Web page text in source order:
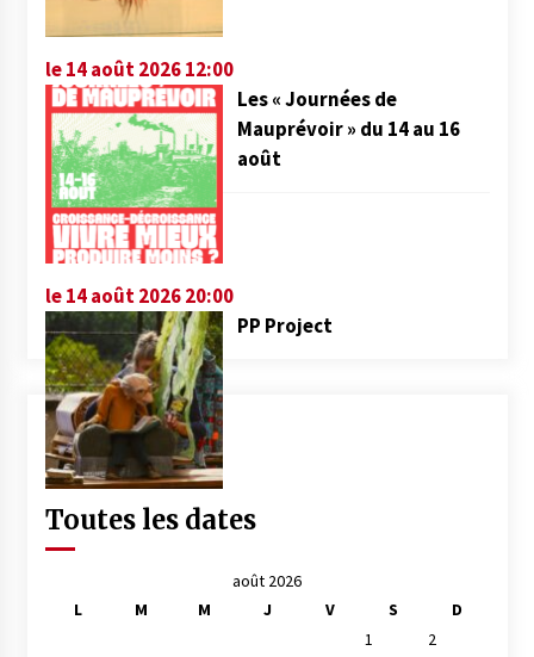
le 14 août 2026 12:00
Les « Journées de
Mauprévoir » du 14 au 16
août
le 14 août 2026 20:00
PP Project
Toutes les dates
août 2026
L
M M J V S
D
1
2